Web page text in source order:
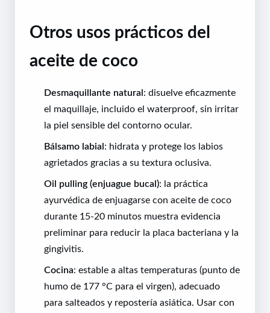
Otros usos prácticos del
aceite de coco
Desmaquillante natural: disuelve eficazmente
el maquillaje, incluido el waterproof, sin irritar
la piel sensible del contorno ocular.
Bálsamo labial: hidrata y protege los labios
agrietados gracias a su textura oclusiva.
Oil pulling (enjuague bucal): la práctica
ayurvédica de enjuagarse con aceite de coco
durante 15-20 minutos muestra evidencia
preliminar para reducir la placa bacteriana y la
gingivitis.
Cocina: estable a altas temperaturas (punto de
humo de 177 °C para el virgen), adecuado
para salteados y repostería asiática. Usar con